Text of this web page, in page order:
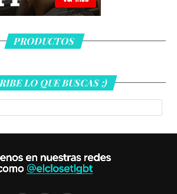
PRODUCTOS
LO QUE BUSCAS ;)